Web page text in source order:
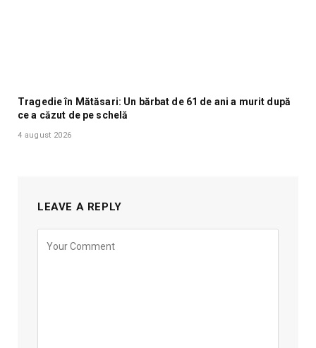
Tragedie în Mătăsari: Un bărbat de 61 de ani a murit după
ce a căzut de pe schelă
4 august 2026
LEAVE A REPLY